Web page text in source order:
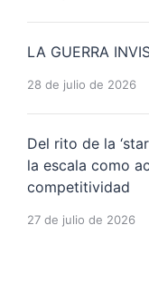
LA GUERRA
28 de julio de 2026
Del rito de la
la escala como
competitividad
27 de julio de 2026